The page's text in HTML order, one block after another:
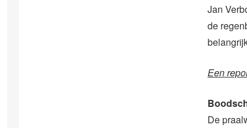
Jan
de
Een
De